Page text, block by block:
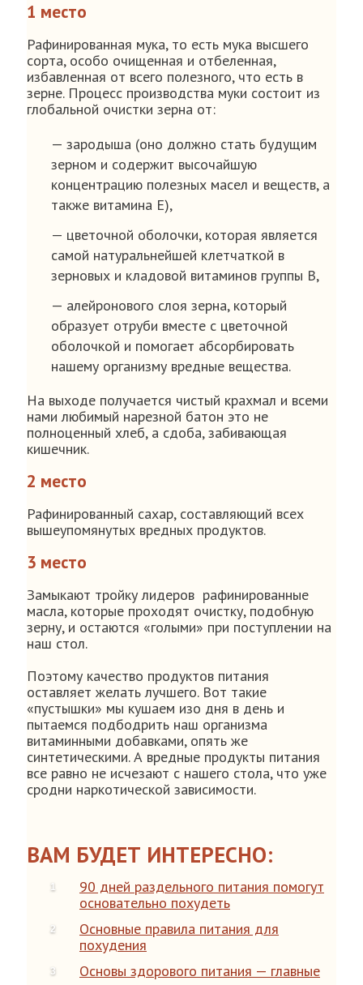
1 место
Рафинированная мука, то есть мука высшего
сорта, особо очищенная и отбеленная,
избавленная от всего полезного, что есть в
зерне. Процесс производства муки состоит из
глобальной очистки зерна от:
— зародыша (оно должно стать будущим
зерном и содержит высочайшую
концентрацию полезных масел и веществ, а
также витамина Е),
— цветочной оболочки, которая является
самой натуральнейшей клетчаткой в
зерновых и кладовой витаминов группы В,
— алейронового слоя зерна, который
образует отруби вместе с цветочной
оболочкой и помогает абсорбировать
нашему организму вредные вещества.
На выходе получается чистый крахмал и всеми
нами любимый нарезной батон это не
полноценный хлеб, а сдоба, забивающая
кишечник.
2 место
Рафинированный сахар, составляющий всех
вышеупомянутых вредных продуктов.
3 место
Замыкают тройку лидеров рафинированные
масла, которые проходят очистку, подобную
зерну, и остаются «голыми» при поступлении на
наш стол.
Поэтому качество продуктов питания
оставляет желать лучшего. Вот такие
«пустышки» мы кушаем изо дня в день и
пытаемся подбодрить наш организма
витаминными добавками, опять же
синтетическими. А вредные продукты питания
все равно не исчезают с нашего стола, что уже
сродни наркотической зависимости.
ВАМ БУДЕТ ИНТЕРЕСНО:
90 дней раздельного питания помогут
основательно похудеть
Основные правила питания для
похудения
Основы здорового питания — главные